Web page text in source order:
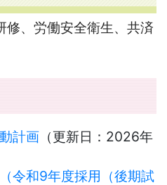
修、労働安全衛生、共済
計画 （更新日： 2026年
令和9年度採用（後期試